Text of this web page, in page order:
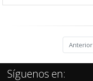
Anterior
Síguenos en: